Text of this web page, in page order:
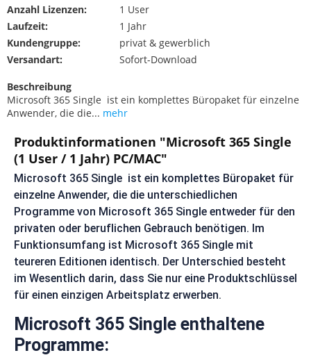
Anzahl Lizenzen:
1 User
Laufzeit:
1 Jahr
Kundengruppe:
privat & gewerblich
Versandart:
Sofort-Download
Beschreibung
Microsoft 365 Single ist ein komplettes Büropaket für einzelne
Anwender, die die... mehr
Produktinformationen "Microsoft 365 Single
(1 User / 1 Jahr) PC/MAC"
Microsoft 365 Single ist ein komplettes Büropaket für
einzelne Anwender, die die unterschiedlichen
Programme von Microsoft 365 Single entweder für den
privaten oder beruflichen Gebrauch benötigen. Im
Funktionsumfang ist Microsoft 365 Single mit
teureren Editionen identisch. Der Unterschied besteht
im Wesentlich darin, dass Sie nur eine Produktschlüssel
für einen einzigen Arbeitsplatz erwerben.
Microsoft 365 Single enthaltene
Programme: